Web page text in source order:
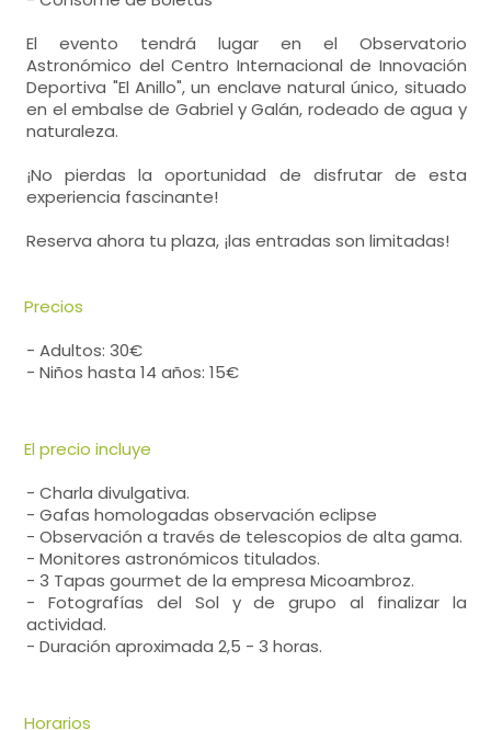
El evento tendrá lugar en el Observatorio
Astronómico del Centro Internacional de Innovación
Deportiva "El Anillo", un enclave natural único, situado
en el embalse de Gabriel y Galán, rodeado de agua y
naturaleza.
¡No pierdas la oportunidad de disfrutar de esta
experiencia fascinante!
Reserva ahora tu plaza, ¡las entradas son limitadas!
Precios
- Adultos: 30€
- Niños hasta 14 años: 15€
El precio incluye
- Charla divulgativa.
- Gafas homologadas observación eclipse
- Observación a través de telescopios de alta gama.
- Monitores astronómicos titulados.
- 3 Tapas gourmet de la empresa Micoambroz.
- Fotografías del Sol y de grupo al finalizar la
actividad.
- Duración aproximada 2,5 - 3 horas.
Horarios